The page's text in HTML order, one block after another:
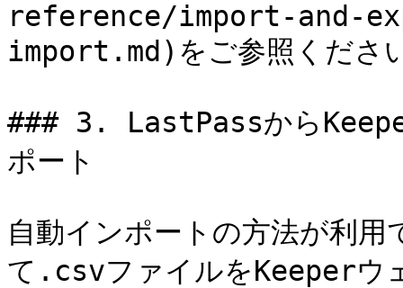
reference/import-and-
import.md)をご参照くださ
### 3. LastPassから
ポート
自動インポートの方法が利
て.csvファイルをKeeperウ